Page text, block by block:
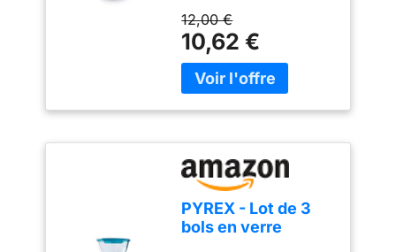
de haute qualité Durable
Pyrex
12,00 €
10,62 €
PYREX - Lot de 3
bols en verre